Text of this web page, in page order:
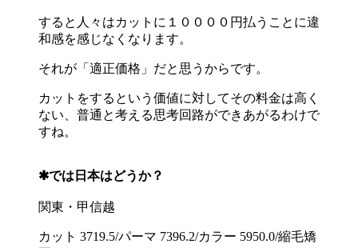
すると人々はカットに１００００円払うことに違
和感を感じなくなります。
それが「適正価格」だと思うからです。
カットをするという価値に対してその料金は高く
ない、普通と考える思考回路ができあがるわけで
すね。
✱では日本はどうか？
関東・甲信越
カット 3719.5/パーマ 7396.2/カラー 5950.0/縮毛矯